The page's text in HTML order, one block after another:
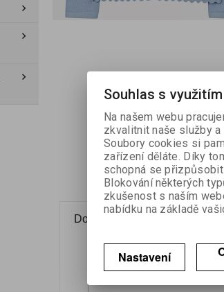
Dotaz na výrobek
Váš email *
Souhlas s
Na našem webu
zkvalitnit naše služby
Soubory cookies si
zařízení děláte. Díky
schopná se
Blokování některých
zkušenost s naším
nabídku na základě
Nastavení